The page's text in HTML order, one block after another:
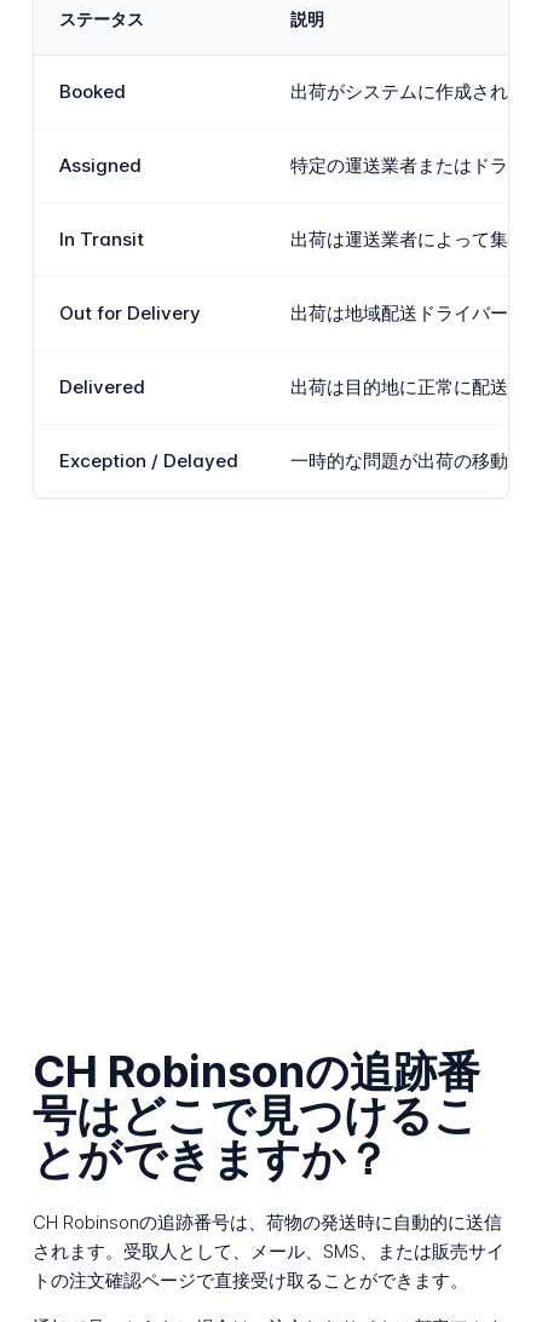
ステータス 説明
Booked 出荷がシステムに作成され、
Assigned 特定の運送業者またはドライ
In Transit 出荷は運送業者によって集荷
Out for Delivery 出荷は地域配送ドライバーの
Delivered 出荷は目的地に正常に配送さ
Exception / Delayed 一時的な問題が出荷の移動ま
CH Robinsonの追跡番
号はどこで見つけるこ
とができますか？
CH Robinsonの追跡番号は、荷物の発送時に自動的に送信
されます。受取人として、メール、SMS、または販売サイ
トの注文確認ページで直接受け取ることができます。